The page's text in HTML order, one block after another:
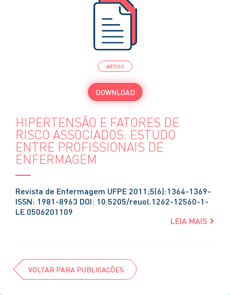
ARTIGO
DOWNLOAD
HIPERTENSÃO E FATORES DE
RISCO ASSOCIADOS: ESTUDO
ENTRE PROFISSIONAIS DE
ENFERMAGEM
Revista de Enfermagem UFPE 2011;5(6):1364-1369-
ISSN: 1981-8963 DOI: 10.5205/reuol.1262-12560-1-
LE.0506201109
LEIA MAIS
VOLTAR PARA PUBLICAÇÕES